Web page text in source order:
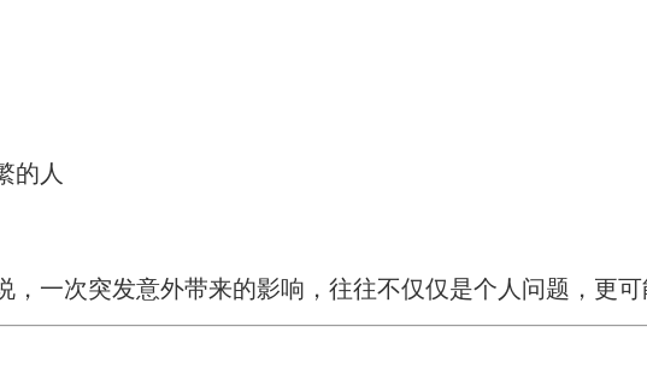
的人
一次突发意外带来的影响，往往不仅仅是个人问题，更可